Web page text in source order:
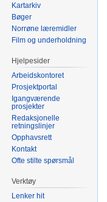
Kartarkiv
Bøger
Norrøne læremidler
Film og underholdning
Hjelpesider
Arbeidskontoret
Prosjektportal
Igangværende
prosjekter
Redaksjonelle
retningslinjer
Opphavsrett
Kontakt
Ofte stilte spørsmål
Verktøy
Lenker hit